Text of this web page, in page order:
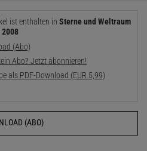
ist enthalten in Sterne und Weltraum
2008
(Abo)
Abo? Jetzt abonnieren!
als PDF-Download (EUR 5,99)
(ABO)